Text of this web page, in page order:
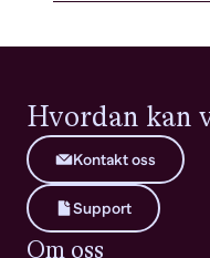
Hvordan kan
Kontakt oss
Support
Om oss